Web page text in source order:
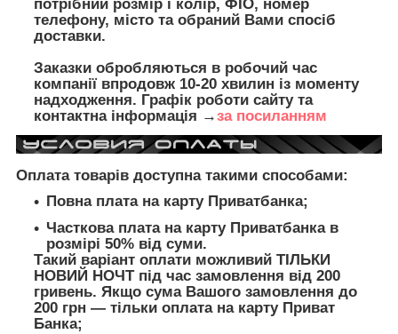
потрібний розмір і колір, ФІО, номер
телефону, місто та обраний Вами спосіб
доставки.
Заказки обробляються в робочий час
компанії впродовж 10-20 хвилин із моменту
надходження. Графік роботи сайту та
контактна інформація →за посиланням
Оплата товарів доступна такими способами:
Повна плата на карту Приватбанка;
Часткова плата на карту Приватбанка в
розмірі 50% від суми.
Такий варіант оплати можливий ТІЛЬКИ
НОВИЙ НОЧТ під час замовлення від 200
гривень. Якщо сума Вашого замовлення до
200 грн — тільки оплата на карту Приват
Банка;